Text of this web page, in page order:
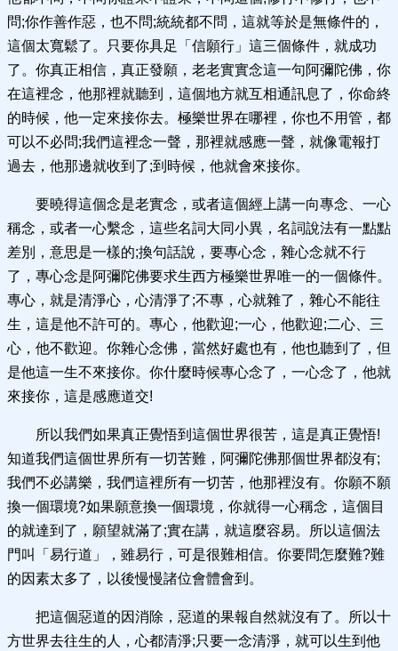
問;你作善作惡，也不問;統統都不問，這就等於是無條件的，
這個太寬鬆了。只要你具足「信願行」這三個條件，就成功
了。你真正相信，真正發願，老老實實念這一句阿彌陀佛，你
在這裡念，他那裡就聽到，這個地方就互相通訊息了，你命終
的時候，他一定來接你去。極樂世界在哪裡，你也不用管，都
可以不必問;我們這裡念一聲，那裡就感應一聲，就像電報打
過去，他那邊就收到了;到時候，他就會來接你。
要曉得這個念是老實念，或者這個經上講一向專念、一心
稱念，或者一心繫念，這些名詞大同小異，名詞說法有一點點
差別，意思是一樣的;換句話說，要專心念，雜心念就不行
了，專心念是阿彌陀佛要求生西方極樂世界唯一的一個條件。
專心，就是清淨心，心清淨了;不專，心就雜了，雜心不能往
生，這是他不許可的。專心，他歡迎;一心，他歡迎;二心、三
心，他不歡迎。你雜心念佛，當然好處也有，他也聽到了，但
是他這一生不來接你。你什麼時候專心念了，一心念了，他就
來接你，這是感應道交!
所以我們如果真正覺悟到這個世界很苦，這是真正覺悟!
知道我們這個世界所有一切苦難，阿彌陀佛那個世界都沒有;
我們不必講樂，我們這裡所有一切苦，他那裡沒有。你願不願
換一個環境?如果願意換一個環境，你就得一心稱念，這個目
的就達到了，願望就滿了;實在講，就這麼容易。所以這個法
門叫「易行道」，雖易行，可是很難相信。你要問怎麼難?難
的因素太多了，以後慢慢諸位會體會到。
把這個惡道的因消除，惡道的果報自然就沒有了。所以十
方世界去往生的人，心都清淨;只要一念清淨，就可以生到他